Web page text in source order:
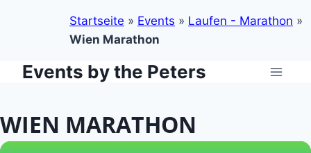
Startseite » Events » Laufen - Marathon »
Wien Marathon
ZumEvents by the Peters
WIEN MARATHON